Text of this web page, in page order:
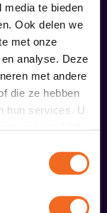
te bieden
Ook delen we
met onze
analyse. Deze
met andere
die ze hebben
hun services. U
website blijft